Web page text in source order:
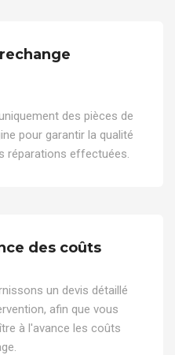
des pièces de
pour garantir la qualité
réparations effectuées.
des coûts
un devis détaillé
afin que vous
à l'avance les coûts